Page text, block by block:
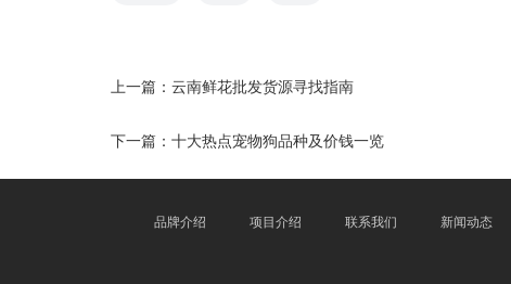
上一篇： 云南鲜花批发货源寻找指南
下一篇： 十大热点宠物狗品种及价钱一览
品牌介绍 项目介绍 联系我们 新闻动态